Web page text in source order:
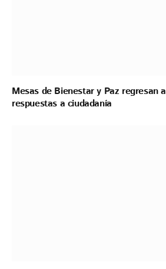
Mesas de Bienestar y Paz regresan
respuestas a ciudadanía